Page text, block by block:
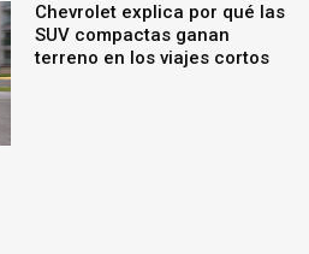
Chevrolet explica por qué las
SUV compactas ganan
terreno en los viajes cortos